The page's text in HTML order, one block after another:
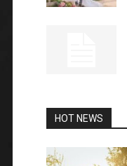
HOT NEWS